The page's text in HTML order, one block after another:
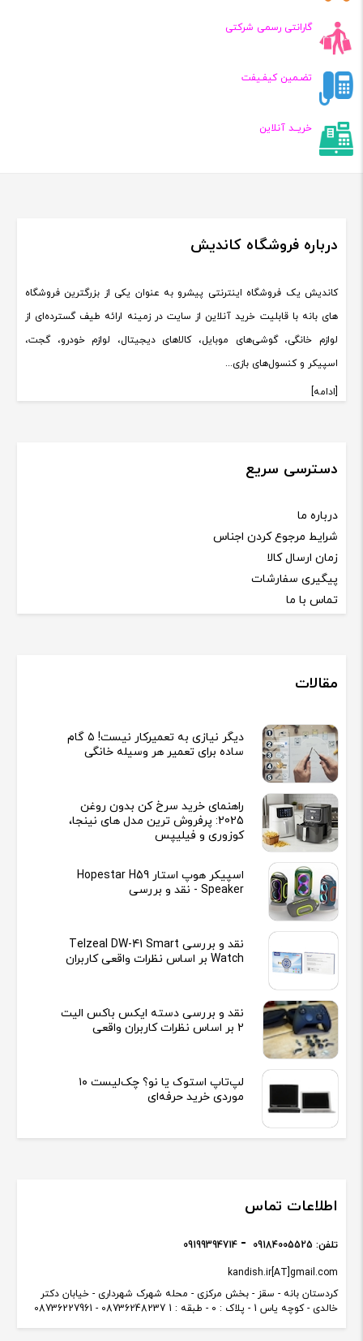
گارانتی رسمی شرکتی
تضـمین کیفـیفت
خریــد آنلاین
درباره فروشگاه کاندیش
کاندیش یک فروشگاه اینترنتی پیشرو به عنوان یکی از بزرگترین فروشگاه
های بانه با قابلیت خرید آنلاین از سایت در زمینه ارائه طیف گسترده‌ای از
لوازم خانگی، گوشی‌های موبایل، کالاهای دیجیتال، لوازم خودرو، گجت،
اسپیکر و کنسول‌های بازی...
[ادامه]
دسترسی سریع
درباره ما
شرایط مرجوع کردن اجناس
زمان ارسال کالا
پیگیری سفارشات
تماس با ما
مقالات
دیگر نیازی به تعمیرکار نیست! ۵ گام
ساده برای تعمیر هر وسیله خانگی
راهنمای خرید سرخ کن بدون روغن
2025: پرفروش ترین مدل های نینجا،
کوزوری و فیلیپس
اسپیکر هوپ استار Hopestar H59
Speaker - نقد و بررسی
نقد و بررسی Telzeal DW-41 Smart
Watch بر اساس نظرات واقعی کاربران
نقد و بررسی دسته ایکس باکس الیت
2 بر اساس نظرات کاربران واقعی
لپ‌تاپ استوک یا نو؟ چک‌لیست ۱۰
موردی خرید حرفه‌ای
اطلاعات تماس
کردستان بانه - سقز - بخش مرکزی - محله شهرک شهرداری - خیابان دکتر
خالدی - کوچه یاس 1 - پلاک : 0 - طبقه : 1 08736248237 - 08736227961
kandish.ir[AT]gmail.com
تلفن: 09184005525
09199394714